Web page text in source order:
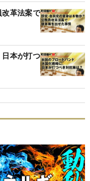
革法案で
本が打つ